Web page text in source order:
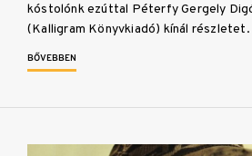
kóstolónk ezúttal Péterfy Gergely
(Kalligram Könyvkiadó) kínál részletet.
BŐVEBBEN